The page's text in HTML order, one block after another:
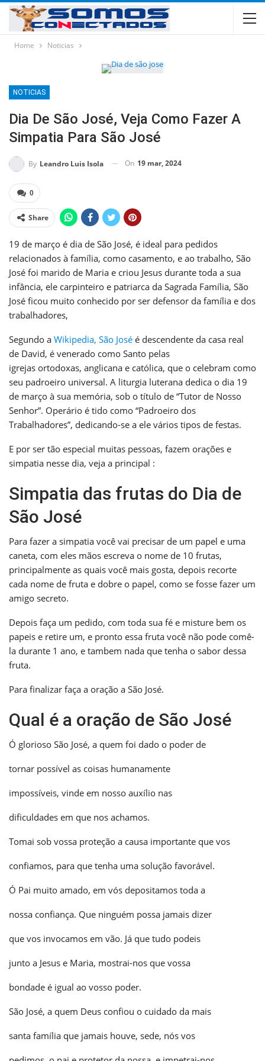
Home Noticias
NOTICIAS
Dia De São José, Veja Como Fazer A
Simpatia Para São José
By Leandro Luis Isola On 19 mar, 2024
0
Share
19 de março é dia de São José, é ideal para pedidos
relacionados à família, como casamento, e ao trabalho, São
José foi marido de Maria e criou Jesus durante toda a sua
infância, ele carpinteiro e patriarca da Sagrada Família, São
José ficou muito conhecido por ser defensor da família e dos
trabalhadores,
Segundo a Wikipedia, São José é descendente da casa real
de David, é venerado como Santo pelas
igrejas ortodoxas, anglicana e católica, que o celebram como
seu padroeiro universal. A liturgia luterana dedica o dia 19
de março à sua memória, sob o título de “Tutor de Nosso
Senhor”. Operário é tido como “Padroeiro dos
Trabalhadores”, dedicando-se a ele vários tipos de festas.
E por ser tão especial muitas pessoas, fazem orações e
simpatia nesse dia, veja a principal :
Simpatia das frutas do Dia de
São José
Para fazer a simpatia você vai precisar de um papel e uma
caneta, com eles mãos escreva o nome de 10 frutas,
principalmente as quais você mais gosta, depois recorte
cada nome de fruta e dobre o papel, como se fosse fazer um
amigo secreto.
Depois faça um pedido, com toda sua fé e misture bem os
papeis e retire um, e pronto essa fruta você não pode comê-
la durante 1 ano, e tambem nada que tenha o sabor dessa
fruta.
Para finalizar faça a oração a São José.
Qual é a oração de São José
Ó glorioso São José, a quem foi dado o poder de
tornar possível as coisas humanamente
impossíveis, vinde em nosso auxílio nas
dificuldades em que nos achamos.
Tomai sob vossa proteção a causa importante que vos
confiamos, para que tenha uma solução favorável.
Ó Pai muito amado, em vós depositamos toda a
nossa confiança. Que ninguém possa jamais dizer
que vos invocamos em vão. Já que tudo podeis
junto a Jesus e Maria, mostrai-nos que vossa
bondade é igual ao vosso poder.
São José, a quem Deus confiou o cuidado da mais
santa família que jamais houve, sede, nós vos